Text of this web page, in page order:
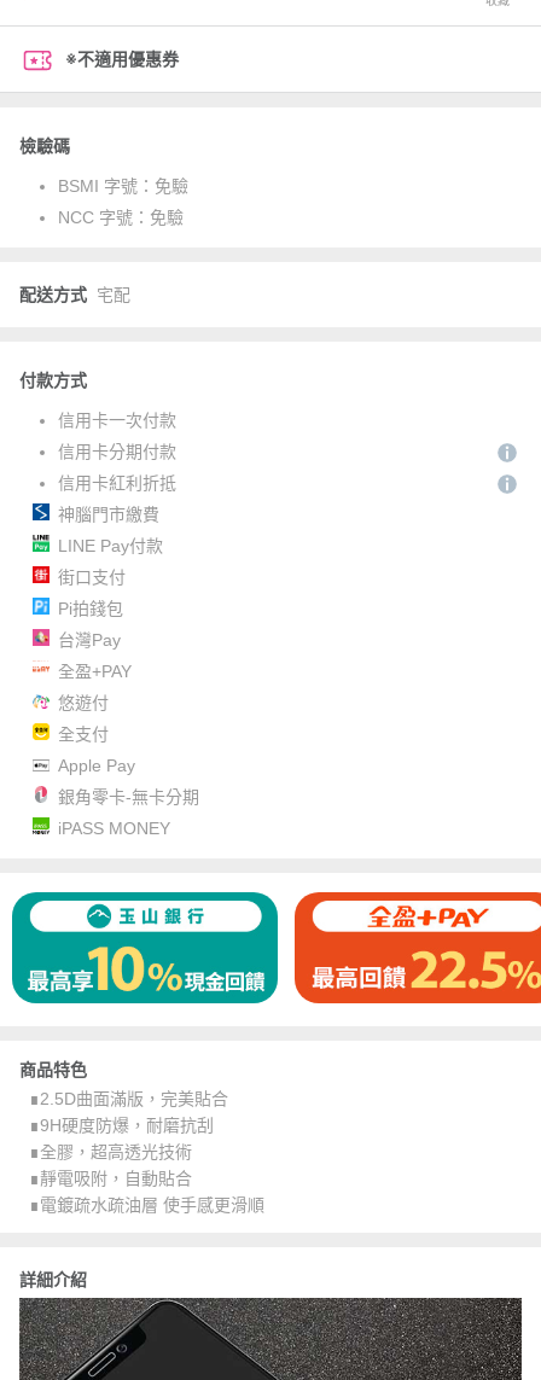
※不適用優惠券
檢驗碼
BSMI 字號： 免驗
NCC 字號： 免驗
配送方式 宅配
付款方式
信用卡一次付款
信用卡分期付款
信用卡紅利折抵
神腦門市繳費
LINE Pay付款
街口支付
Pi拍錢包
台灣Pay
全盈+PAY
悠遊付
全支付
Apple Pay
銀角零卡-無卡分期
iPASS MONEY
商品特色
∎2.5D曲面滿版，完美貼合
∎9H硬度防爆，耐磨抗刮
∎全膠，超高透光技術
∎靜電吸附，自動貼合
∎電鍍疏水疏油層 使手感更滑順
詳細介紹